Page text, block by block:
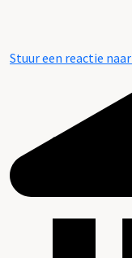
Stuur een reactie